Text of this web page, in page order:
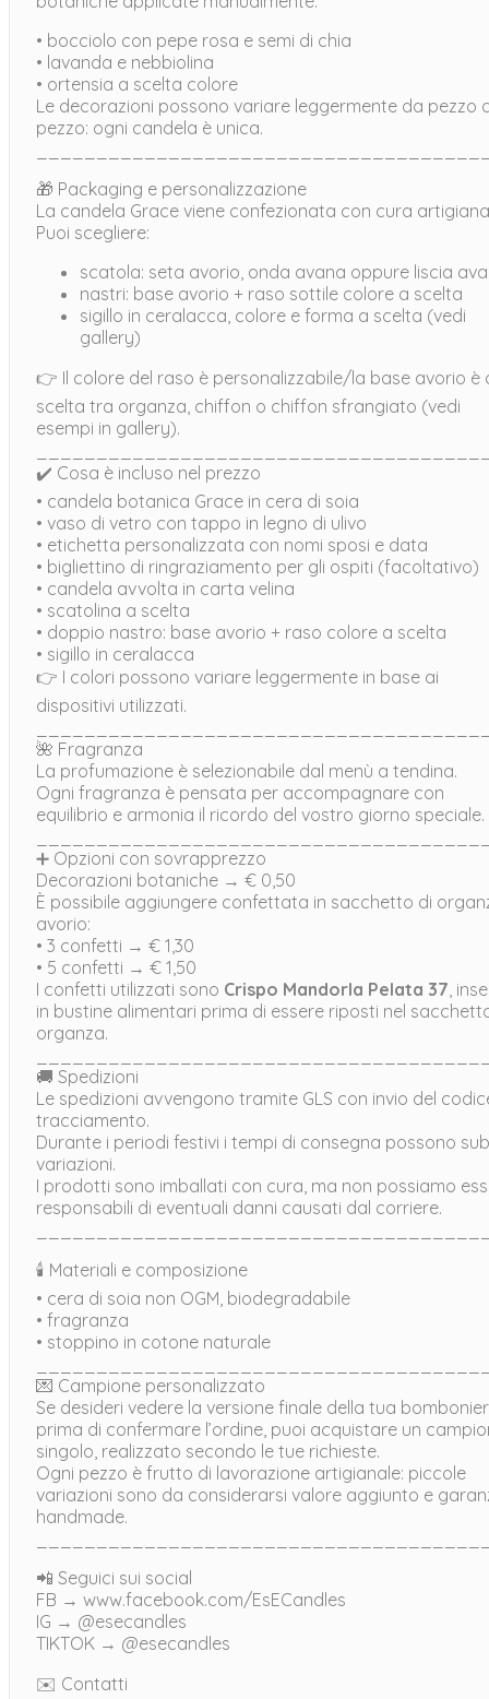
• bocciolo con pepe rosa e semi di chia
• lavanda e nebbiolina
• ortensia a scelta colore
Le decorazioni possono variare leggermente da pezzo
pezzo: ogni candela è unica.
🎁 Packaging e personalizzazione
La candela Grace viene confezionata con cura
Puoi scegliere:
scatola: seta avorio, onda avana oppure liscia
nastri: base avorio + raso sottile colore a scelta
sigillo in ceralacca, colore e forma a scelta (vedi
gallery)
👉 Il colore del raso è personalizzabile/la base avorio è
scelta tra organza, chiffon o chiffon sfrangiato (vedi
esempi in gallery).
✔️ Cosa è incluso nel prezzo
• candela botanica Grace in cera di soia
• vaso di vetro con tappo in legno di ulivo
• etichetta personalizzata con nomi sposi e data
• bigliettino di ringraziamento per gli ospiti (facoltativo)
• candela avvolta in carta velina
• scatolina a scelta
• doppio nastro: base avorio + raso colore a scelta
• sigillo in ceralacca
👉 I colori possono variare leggermente in base ai
dispositivi utilizzati.
🌺 Fragranza
La profumazione è selezionabile dal menù a tendina.
Ogni fragranza è pensata per accompagnare con
equilibrio e armonia il ricordo del vostro giorno speciale.
➕ Opzioni con sovrapprezzo
Decorazioni botaniche → € 0,50
È possibile aggiungere confettata in sacchetto di
avorio:
• 3 confetti → € 1,30
• 5 confetti → € 1,50
I confetti utilizzati sono Crispo Mandorla Pelata 37 ,
in bustine alimentari prima di essere riposti nel
organza.
🚚 Spedizioni
Le spedizioni avvengono tramite GLS con invio del
tracciamento.
Durante i periodi festivi i tempi di consegna possono
variazioni.
I prodotti sono imballati con cura, ma non possiamo
responsabili di eventuali danni causati dal corriere.
🕯 Materiali e composizione
• cera di soia non OGM, biodegradabile
• fragranza
• stoppino in cotone naturale
💌 Campione personalizzato
Se desideri vedere la versione finale della tua
prima di confermare l’ordine, puoi acquistare un
singolo, realizzato secondo le tue richieste.
Ogni pezzo è frutto di lavorazione artigianale: piccole
variazioni sono da considerarsi valore aggiunto e
handmade.
📲 Seguici sui social
FB → www.facebook.com/EsECandles
IG → @esecandles
TIKTOK → @esecandles
✉️ Contatti